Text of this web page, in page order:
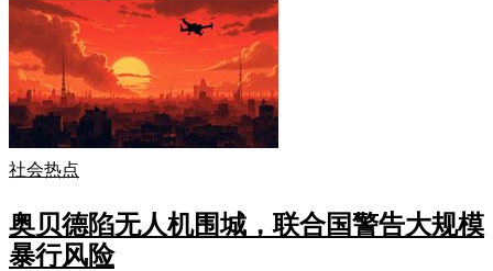
社会热点
奥贝德陷无人机围城，联合国警告大规模
暴行风险